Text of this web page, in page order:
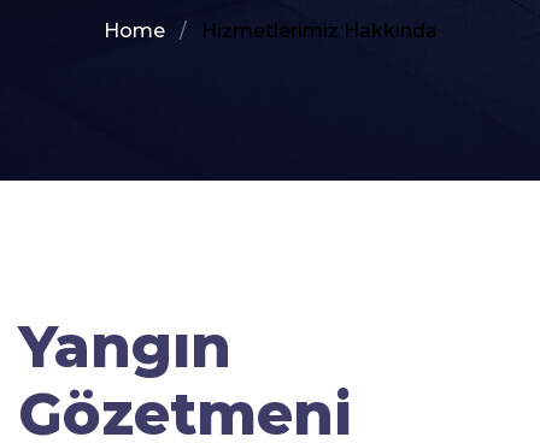
Home Hizmetlerimiz Hakkında
Yangın
Gözetmeni